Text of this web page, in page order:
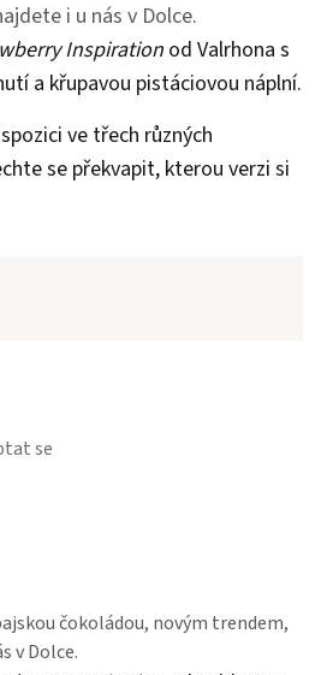
i u nás v Dolce.
Inspiration od Valrhona s
a křupavou pistáciovou náplní.
ve třech různých
se překvapit, kterou verzi si
se
čokoládou, novým trendem,
v Dolce.